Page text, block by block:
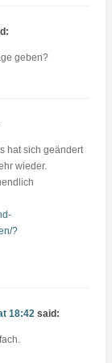
geben?
hat sich geändert
wieder.
?
18:42 said: